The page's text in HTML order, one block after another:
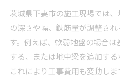
茨城県下妻市の施工現場では
の深さや幅、鉄筋量が調整さ
す。例えば、軟弱地盤の場合
する、または地中梁を追加する
これにより工事費用も変動し